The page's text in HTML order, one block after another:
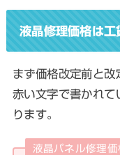
液晶修理価格は
まず価格改定前と改
赤い文字で書かれて
ります。
液晶パネル修理